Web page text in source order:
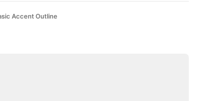
Accent Outline